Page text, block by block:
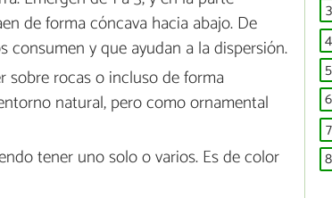
de forma cóncava hacia abajo. De
y que ayudan a la dispersión.
sobre rocas o incluso de forma
natural, pero como ornamental
tener uno solo o varios. Es de color